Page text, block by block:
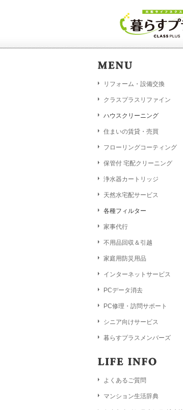
リフォーム・設備交換
クラスプラスリファイン
ハウスクリーニング
住まいの賃貸・売買
フローリングコーティング
保管付 宅配クリーニング
浄水器カートリッジ
天然水宅配サービス
各種フィルター
家事代行
不用品回収＆引越
家庭用防災用品
インターネットサービス
PCデータ消去
PC修理・訪問サポート
シニア向けサービス
暮らすプラスメンバーズ
よくあるご質問
マンション生活辞典